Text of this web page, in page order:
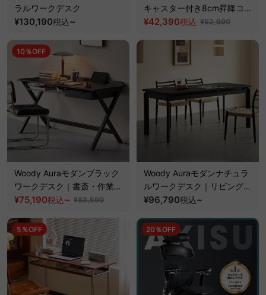
ラルワークデスク
¥130,190税込~
キャスター付き8cm昇降コン
パクトデスク【高級天然ツゲ
¥42,390税込 ¥52,990
10％OFF
Woody Auraモダンブラック
ワークデスク｜書斎・作業部
屋・リビングに馴染む収納付
イトアッシュ材】
¥75,190税込~ ¥83,590
Woody Auraモダンナチュラ
ルワークデスク｜リビングに
も書斎にも馴染むデザインと
然ホワイトアッシュ材】
¥96,790税込~
5％OFF 20％OFF